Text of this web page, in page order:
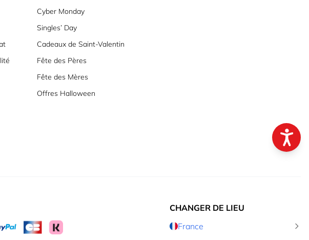
Cyber Monday
Singles’ Day
Cadeaux de Saint-Valentin
Fête des Pères
Fête des Mères
Offres Halloween
CHANGER DE LIEU
France